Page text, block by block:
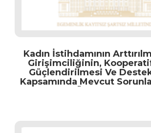
Kadın İstihdamının
Girişimciliğinin,
Güçlendirilmesi Ve
Kapsamında Mevcut